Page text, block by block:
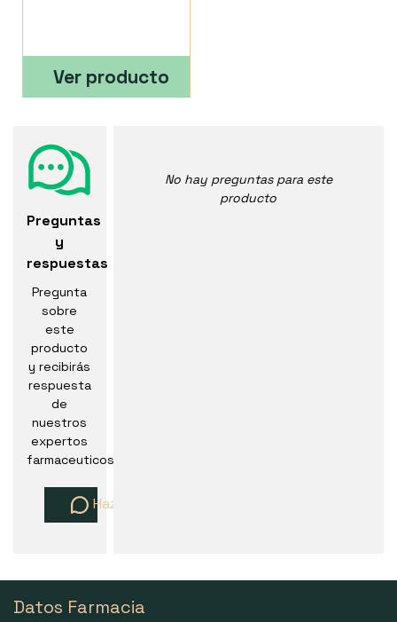
Ver producto
Preguntas
y
respuestas
Pregunta
sobre
este
producto
y recibirás
respuesta
de
nuestros
expertos
farmaceuticos
Haz una pregunta
No hay preguntas para este
producto
Datos Farmacia